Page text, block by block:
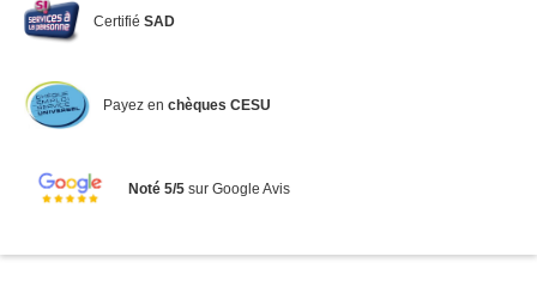
CertifiéSAD
Payez en chèques CESU
Noté 5/5sur Google Avis